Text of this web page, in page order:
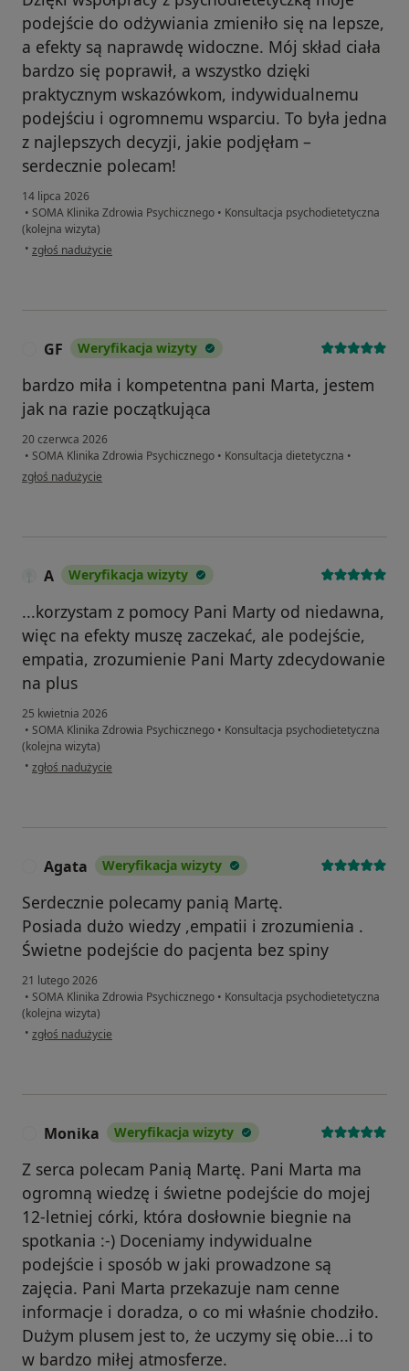
podejście do odżywiania zmieniło się na lepsze,
a efekty są naprawdę widoczne. Mój skład ciała
bardzo się poprawił, a wszystko dzięki
praktycznym wskazówkom, indywidualnemu
podejściu i ogromnemu wsparciu. To była jedna
z najlepszych decyzji, jakie podjęłam –
serdecznie polecam!
14 lipca 2026
• SOMA Klinika Zdrowia Psychicznego • Konsultacja psychodietetyczna
(kolejna wizyta)
• w opinii użytkownika Aleksandra
zgłoś nadużycie
GF Weryfikacja wizyty
bardzo miła i kompetentna pani Marta, jestem
jak na razie początkująca
20 czerwca 2026
• SOMA Klinika Zdrowia Psychicznego • Konsultacja dietetyczna •
w opinii użytkownika GF
zgłoś nadużycie
A Weryfikacja wizyty
...korzystam z pomocy Pani Marty od niedawna,
więc na efekty muszę zaczekać, ale podejście,
empatia, zrozumienie Pani Marty zdecydowanie
na plus
25 kwietnia 2026
• SOMA Klinika Zdrowia Psychicznego • Konsultacja psychodietetyczna
(kolejna wizyta)
• w opinii użytkownika A
zgłoś nadużycie
Agata Weryfikacja wizyty
Serdecznie polecamy panią Martę.
Posiada dużo wiedzy ,empatii i zrozumienia .
Świetne podejście do pacjenta bez spiny
21 lutego 2026
• SOMA Klinika Zdrowia Psychicznego • Konsultacja psychodietetyczna
(kolejna wizyta)
• w opinii użytkownika Agata
zgłoś nadużycie
Monika Weryfikacja wizyty
Z serca polecam Panią Martę. Pani Marta ma
ogromną wiedzę i świetne podejście do mojej
12-letniej córki, która dosłownie biegnie na
spotkania :-) Doceniamy indywidualne
podejście i sposób w jaki prowadzone są
zajęcia. Pani Marta przekazuje nam cenne
informacje i doradza, o co mi właśnie chodziło.
Dużym plusem jest to, że uczymy się obie...i to
w bardzo miłej atmosferze.